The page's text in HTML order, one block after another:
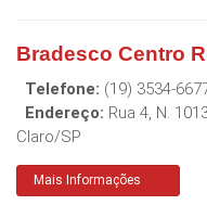
Bradesco Centro
Telefone: (19) 3534-
Endereço: Rua 4, N.
Claro/SP
Mais Informações